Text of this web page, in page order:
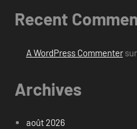
Recent
A WordPress Commentersur
Archives
août 2026